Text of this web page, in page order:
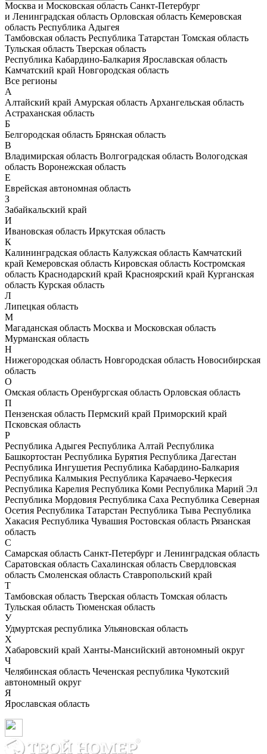
Москва и Московская область Санкт-Петербург
и Ленинградская область Орловская область Кемеровская
область Республика Адыгея
Тамбовская область Республика Татарстан Томская область
Тульская область Тверская область
Республика Кабардино-Балкария Ярославская область
Камчатский край Новгородская область
Все регионы
А
Алтайский край Амурская область Архангельская область
Астраханская область
Б
Белгородская область Брянская область
В
Владимирская область Волгоградская область Вологодская
область Воронежская область
Е
Еврейская автономная область
З
Забайкальский край
И
Ивановская область Иркутская область
К
Калининградская область Калужская область Камчатский
край Кемеровская область Кировская область Костромская
область Краснодарский край Красноярский край Курганская
область Курская область
Л
Липецкая область
М
Магаданская область Москва и Московская область
Мурманская область
Н
Нижегородская область Новгородская область Новосибирская
область
О
Омская область Оренбургская область Орловская область
П
Пензенская область Пермский край Приморский край
Псковская область
Р
Республика Адыгея Республика Алтай Республика
Башкортостан Республика Бурятия Республика Дагестан
Республика Ингушетия Республика Кабардино-Балкария
Республика Калмыкия Республика Карачаево-Черкесия
Республика Карелия Республика Коми Республика Марий Эл
Республика Мордовия Республика Саха Республика Северная
Осетия Республика Татарстан Республика Тыва Республика
Хакасия Республика Чувашия Ростовская область Рязанская
область
С
Самарская область Санкт-Петербург и Ленинградская область
Саратовская область Сахалинская область Свердловская
область Смоленская область Ставропольский край
Т
Тамбовская область Тверская область Томская область
Тульская область Тюменская область
У
Удмуртская республика Ульяновская область
Х
Хабаровский край Ханты-Мансийский автономный округ
Ч
Челябинская область Чеченская республика Чукотский
автономный округ
Я
Ярославская область